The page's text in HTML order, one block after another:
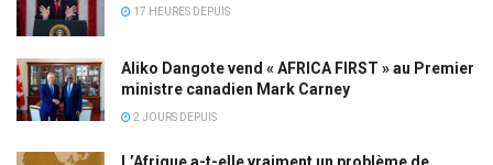
17 HEURES DEPUIS
Aliko Dangote vend « AFRICA FIRST » au Premier
ministre canadien Mark Carney
2 JOURS DEPUIS